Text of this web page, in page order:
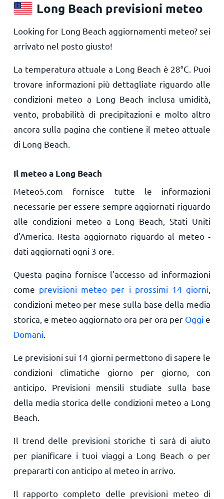
Long Beach previsioni meteo
Looking for Long Beach aggiornamenti meteo? sei
arrivato nel posto giusto!
La temperatura attuale a Long Beach è 28°C . Puoi
trovare informazioni più dettagliate riguardo alle
condizioni meteo a Long Beach inclusa umidità,
vento, probabilità di precipitazioni e molto altro
ancora sulla pagina che contiene il meteo attuale
di Long Beach.
Il meteo a Long Beach
Meteo5.com fornisce tutte le informazioni
necessarie per essere sempre aggiornati riguardo
alle condizioni meteo a Long Beach, Stati Uniti
d'America. Resta aggiornato riguardo al meteo -
dati aggiornati ogni 3 ore.
Questa pagina fornisce l'accesso ad informazioni
come previsioni meteo per i prossimi 14 giorni
condizioni meteo per mese sulla base della media
storica, e meteo aggiornato ora per ora per Oggi e
Domani
Le previsioni sui 14 giorni permettono di sapere le
condizioni climatiche giorno per giorno, con
anticipo. Previsioni mensili studiate sulla base
della media storica delle condizioni meteo a Long
Beach.
Il trend delle previsioni storiche ti sarà di aiuto
per pianificare i tuoi viaggi a Long Beach o per
prepararti con anticipo al meteo in arrivo.
Il rapporto completo delle previsioni meteo di